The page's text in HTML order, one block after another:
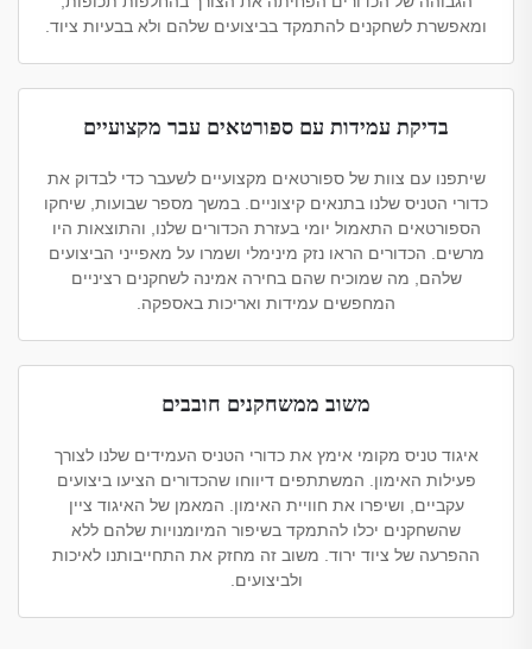
ומאפשרת לשחקנים להתמקד בביצועים שלהם ולא בבעיות ציוד.
בדיקת עמידות עם ספורטאים עבר מקצועיים
שיתפנו עם צוות של ספורטאים מקצועיים לשעבר כדי לבדוק את
כדורי הטניס שלנו בתנאים קיצוניים. במשך מספר שבועות, שיחקו
הספורטאים התאמול יומי בעזרת הכדורים שלנו, והתוצאות היו
מרשים. הכדורים הראו נזק מינימלי ושמרו על מאפייני הביצועים
שלהם, מה שמוכיח שהם בחירה אמינה לשחקנים רציניים
המחפשים עמידות ואריכות באספקה.
משוב ממשחקנים חובבים
איגוד טניס מקומי אימץ את כדורי הטניס העמידים שלנו לצורך
פעילות האימון. המשתתפים דיווחו שהכדורים הציעו ביצועים
עקביים, ושיפרו את חוויית האימון. המאמן של האיגוד ציין
שהשחקנים יכלו להתמקד בשיפור המיומנויות שלהם ללא
ההפרעה של ציוד ירוד. משוב זה מחזק את התחייבותנו לאיכות
ולביצועים.